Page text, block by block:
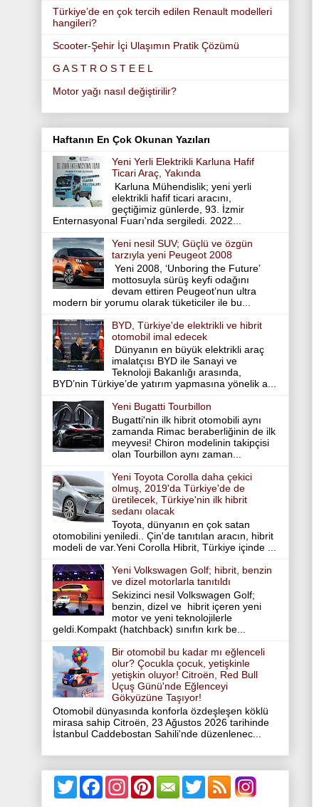
Türkiye’de en çok tercih edilen Renault modelleri
hangileri?
Scooter-Şehir İçi Ulaşımın Pratik Çözümü
G A S T R O S T E E L
Motor yağı nasıl değiştirilir?
Haftanın En Çok Okunan Yazıları
Yeni Yerli Elektrikli Karluna Hafif
Ticari Araç, Yakında
Karluna Mühendislik; yeni yerli
elektrikli hafif ticari aracını,
geçtiğimiz günlerde, 93. İzmir
Enternasyonal Fuarı'nda sergiledi. 2022...
Yeni nesil SUV; Güçlü ve özgün
tarzıyla yeni Peugeot 2008
Yeni 2008, ‘Unboring the Future’
mottosuyla sürüş keyfi odağını
devam ettiren Peugeot’nun ultra
modern bir yorumu olarak tüketiciler ile bu...
BYD, Türkiye'de elektrikli ve hibrit
otomobil imal edecek
Dünyanın en büyük elektrikli araç
imalatçısı BYD ile Sanayi ve
Teknoloji Bakanlığı arasında,
BYD’nin Türkiye’de yatırım yapmasına yönelik a...
Yeni Bugatti Tourbillon
Bugatti'nin ilk hibrit otomobili aynı
zamanda Rimac beraberliğinin de ilk
meyvesi! Chiron modelinin takipçisi
olan Tourbillon aynı zaman...
Yeni Toyota Corolla daha çekici
olmuş, 2019'da Türkiye'de de
üretilecek, Türkiye'nin ilk hibrit
sedanı olacak
Toyota, dünyanın en çok satan
otomobilini yeniledi.. Çin'de tanıtılan aracın, hibrit
modeli de var.Yeni Corolla Hibrit, Türkiye içinde ...
Yeni Volkswagen Golf; hibrit, benzin
ve dizel motorlarla tanıtıldı
Sekizinci nesil Volkswagen Golf;
benzin, dizel ve hibrit içeren yeni
motor ve yeni teknolojilerle
geldi.Kompakt (hatchback) sınıfın kırk be...
Bir otomobil bu kadar mı eğlenceli
olur? Çocukla çocuk, yetişkinle
yetişkin oluyor! Citroën, Red Bull
Uçuş Günü'nde Eğlenceyi
Gökyüzüne Taşıyor!
Otomobil dünyasında konforla özdeşleşen köklü
mirasa sahip Citroën, 23 Ağustos 2026 tarihinde
İstanbul Caddebostan Sahili'nde düzenlenec...
T
w
F
P
T